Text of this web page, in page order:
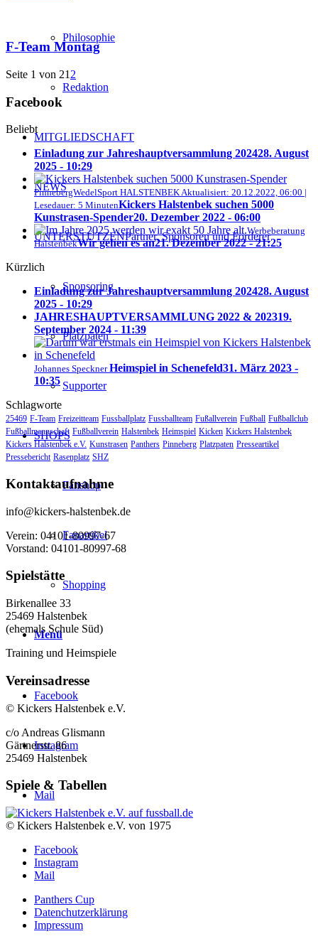
Philosophie
Redaktion
MITGLIEDSCHAFT
NEWS
UNTERSTÜTZENPartner, Sponsoren und Förderer
Sponsoring
Platzpaten
Supporter
SHOPS
Fanshop
Fanartikel
Shopping
Menü
Facebook
Instagram
Mail
F-Team Montag
Seite 1 von 21 2
Facebook
Beliebt
Einladung zur Jahreshauptversammlung 202428. August
2025 - 10:29
PinnebergWedelSport HALSTENBEK Aktualisiert: 20.12.2022, 06:00 |
Lesedauer: 5 MinutenKickers Halstenbek suchen 5000
Kunstrasen-Spender20. Dezember 2022 - 06:00
Werbeberatung
HalstenbekWir gehen es an21. Dezember 2022 - 21:25
Kürzlich
Einladung zur Jahreshauptversammlung 202428. August
2025 - 10:29
JAHRESHAUPTVERSAMMLUNG 2022 & 202319.
September 2024 - 11:39
Johannes SpecknerHeimspiel in Schenefeld31. März 2023 -
10:35
Schlagworte
25469 F-Team Freizeitteam Fussballplatz Fussballteam Fußallverein Fußball Fußballclub
Fußballmannschaft Fußballverein Halstenbek Heimspiel Kicken Kickers Halstenbek
Kickers Halstenbek e.V. Kunstrasen Panthers Pinneberg Platzpaten Presseartikel
Pressebericht Rasenplatz SHZ
Kontaktaufnahme
info@kickers-halstenbek.de
Verein: 04101-80997-67
Vorstand: 04101-80997-68
Spielstätte
Birkenallee 33
25469 Halstenbek
(ehemals Schule Süd)
Training und Heimspiele
Vereinsadresse
© Kickers Halstenbek e.V.
c/o Andreas Glismann
Gärtnerstr. 86
25469 Halstenbek
Spiele & Tabellen
© Kickers Halstenbek e.V. von 1975
Facebook
Instagram
Mail
Panthers Cup
Datenchutzerklärung
Impressum